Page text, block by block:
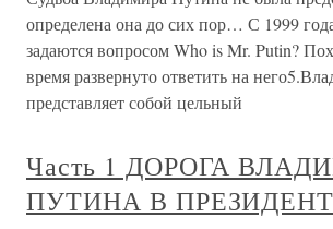
определена она до сих пор… С 1999
задаются вопросом Who is Mr. Putin?
время развернуто ответить на
представляет собой цельный
Часть 1 ДОРОГА
ПУТИНА В